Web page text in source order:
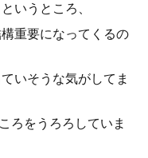
いうところ、
重要になってくるの
いそうな気がしてま
ろをうろろしていま